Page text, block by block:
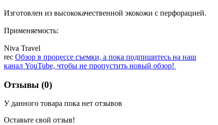
Изготовлен из высококачественной экокожи с перфорацией.
Применяемость:
Niva Travel
rec Обзор в процессе съемки, а пока подпишитесь на наш
канал YouTube, чтобы не пропустить новый обзор!
Отзывы (0)
У данного товара пока нет отзывов
Оставьте свой отзыв!